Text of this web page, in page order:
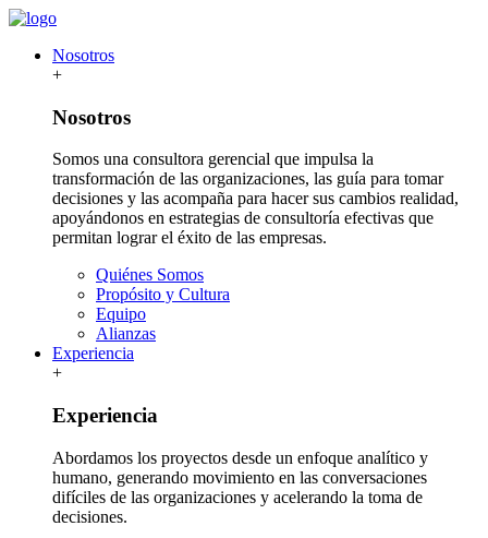
Nosotros
+
Nosotros
Somos una consultora gerencial que impulsa la
transformación de las organizaciones, las guía para tomar
decisiones y las acompaña para hacer sus cambios realidad,
apoyándonos en estrategias de consultoría efectivas que
permitan lograr el éxito de las empresas.
Quiénes Somos
Propósito y Cultura
Equipo
Alianzas
Experiencia
+
Experiencia
Abordamos los proyectos desde un enfoque analítico y
humano, generando movimiento en las conversaciones
difíciles de las organizaciones y acelerando la toma de
decisiones.